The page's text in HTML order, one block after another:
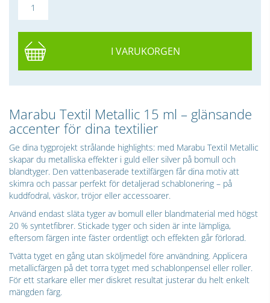
I VARUKORGEN
Marabu Textil Metallic 15 ml – glänsande
accenter för dina textilier
Ge dina tygprojekt strålande highlights: med Marabu Textil Metallic
skapar du metalliska effekter i guld eller silver på bomull och
blandtyger. Den vattenbaserade textilfärgen får dina motiv att
skimra och passar perfekt för detaljerad schablonering – på
kuddfodral, väskor, tröjor eller accessoarer.
Använd endast släta tyger av bomull eller blandmaterial med högst
20 % syntetfibrer. Stickade tyger och siden är inte lämpliga,
eftersom färgen inte fäster ordentligt och effekten går förlorad.
Tvätta tyget en gång utan sköljmedel före användning. Applicera
metallicfärgen på det torra tyget med schablonpensel eller roller.
För ett starkare eller mer diskret resultat justerar du helt enkelt
mängden färg.